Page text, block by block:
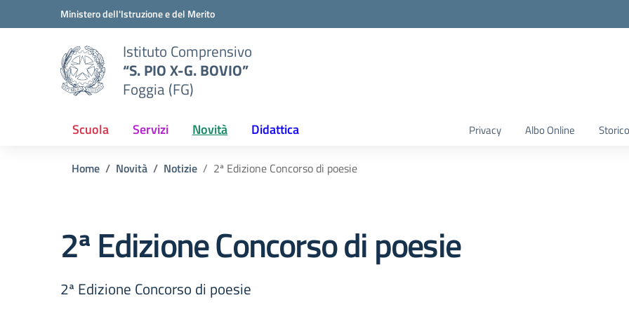
Vai ai contenuti
Vai al menu di navigazioneMinistero dell'Istruzione e del Merito
Istituto Comprensivo
“S. PIO X-G. BOVIO”
Foggia (FG)
Scuola Servizi Novità Didattica Privacy Albo Online
Home Novità Notizie 2ª Edizione Concorso di poesie
2ª Edizione Concorso di poesie
2ª Edizione Concorso di poesie